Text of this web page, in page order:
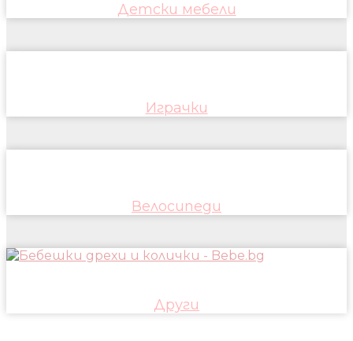
Детски мебели
Играчки
Велосипеди
Други